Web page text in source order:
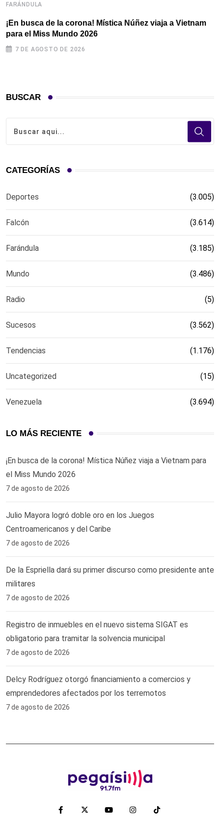
FARÁNDULA
¡En busca de la corona! Mística Núñez viaja a Vietnam
para el Miss Mundo 2026
7 DE AGOSTO DE 2026
BUSCAR
CATEGORÍAS
Deportes (3.005)
Falcón (3.614)
Farándula (3.185)
Mundo (3.486)
Radio (5)
Sucesos (3.562)
Tendencias (1.176)
Uncategorized (15)
Venezuela (3.694)
LO MÁS RECIENTE
¡En busca de la corona! Mística Núñez viaja a Vietnam para
el Miss Mundo 2026
7 de agosto de 2026
Julio Mayora logró doble oro en los Juegos
Centroamericanos y del Caribe
7 de agosto de 2026
De la Espriella dará su primer discurso como presidente ante
militares
7 de agosto de 2026
Registro de inmuebles en el nuevo sistema SIGAT es
obligatorio para tramitar la solvencia municipal
7 de agosto de 2026
Delcy Rodríguez otorgó financiamiento a comercios y
emprendedores afectados por los terremotos
7 de agosto de 2026